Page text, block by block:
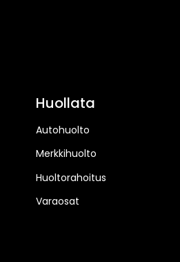
Huollata
Autohuolto
Merkkihuolto
Huoltorahoitus
Varaosat